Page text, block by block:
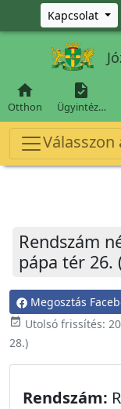
Ugrás a fő tartalomra
Kapcsolat

Otthon

Ügyintéz…
Rendszám
pápa tér 26.
Megosztás
event_available Utolsó frissítés:
28.)
Rendszám: